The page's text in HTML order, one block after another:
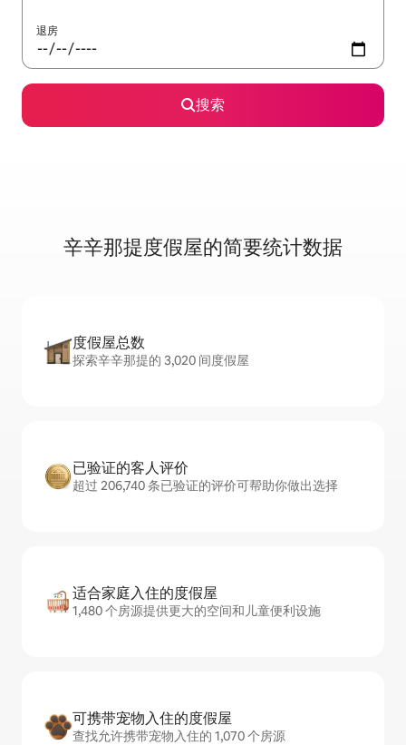
退房
搜索
辛辛那提度假屋的简要统计数据
度假屋总数
探索辛辛那提的 3,020 间度假屋
已验证的客人评价
超过 206,740 条已验证的评价可帮助你做出选择
适合家庭入住的度假屋
1,480 个房源提供更大的空间和儿童便利设施
可携带宠物入住的度假屋
查找允许携带宠物入住的 1,070 个房源